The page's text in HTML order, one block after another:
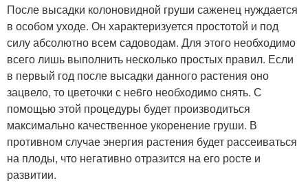
После высадки колоновидной груши саженец нуждается
в особом уходе. Он характеризуется простотой и под
силу абсолютно всем садоводам. Для этого необходимо
всего лишь выполнить несколько простых правил. Если
в первый год после высадки данного растения оно
зацвело, то цветочки с не6го необходимо снять. С
помощью этой процедуры будет производиться
максимально качественное укоренение груши. В
противном случае энергия растения будет рассеиваться
на плоды, что негативно отразится на его росте и
развитии.